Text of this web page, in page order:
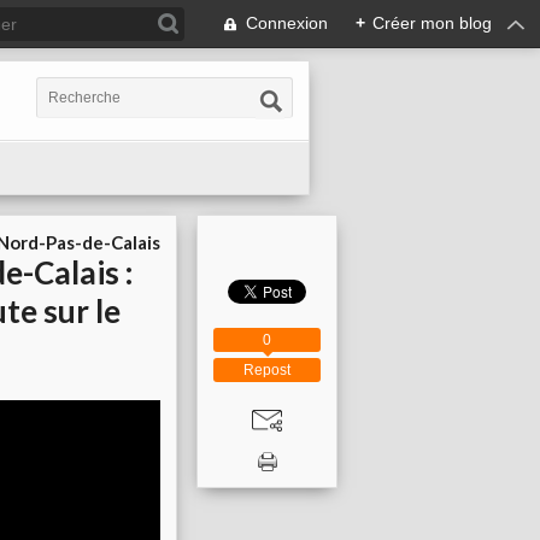
Connexion + Créer mon blog
Pas-de-Calais
Calais :
sur le
Repost
0